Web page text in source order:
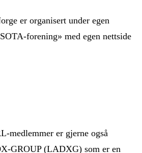
er organisert under egen
forening» med egen nettside
medlemmer er gjerne også
GROUP (LADXG) som er en